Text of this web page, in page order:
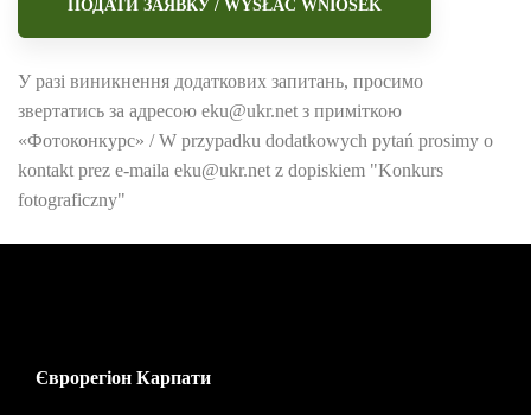
У разі виникнення додаткових запитань, просимо
звертатись за адресою eku@ukr.net з приміткою
«Фотоконкурс» / W przypadku dodatkowych pytań prosimy o
kontakt prez e-maila eku@ukr.net z dopiskiem "Konkurs
fotograficzny"
Єврорегіон Карпати